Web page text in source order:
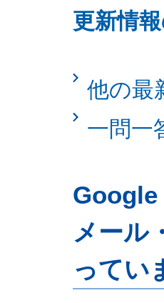
更新情
他の最
一問一
Google
メール
ってい